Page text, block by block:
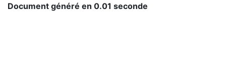
Document généré en 0.01 seconde